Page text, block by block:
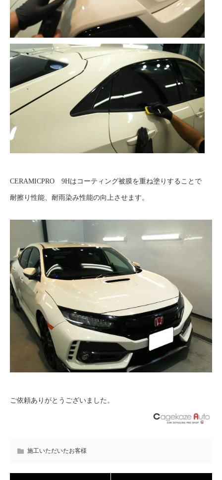
CERAMICPRO 9Hはコーティング被膜を重ね塗りすることで
耐擦り性能、耐雨染み性能の向上させます。
ご依頼ありがとうございました。
施工いただいたお客様